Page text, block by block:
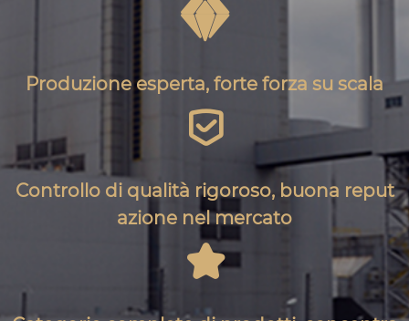

Produzione esperta, forte forza su scala

Controllo di qualità rigoroso, buona reput
azione nel mercato
